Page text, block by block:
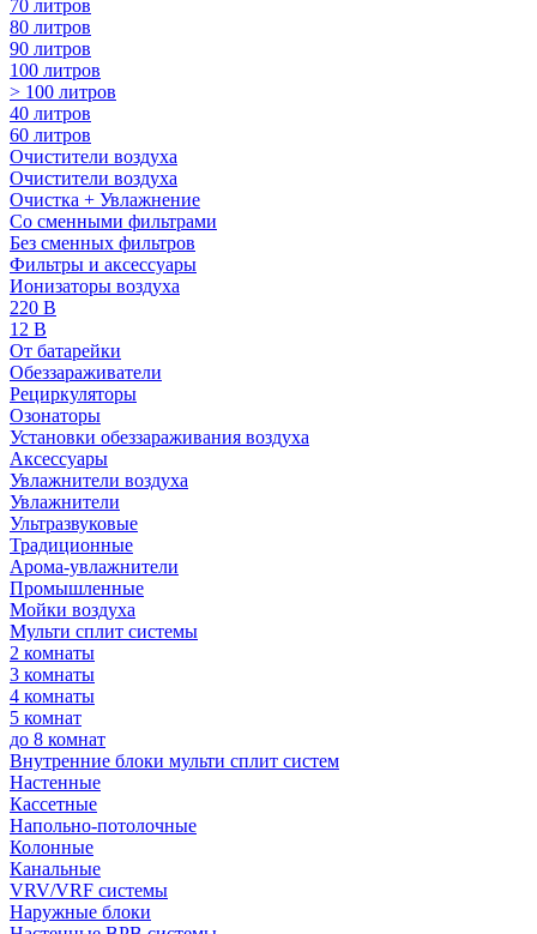
70 литров
80 литров
90 литров
100 литров
> 100 литров
40 литров
60 литров
Очистители воздуха
Очистители воздуха
Очистка + Увлажнение
Cо сменными фильтрами
Без сменных фильтров
Фильтры и аксессуары
Ионизаторы воздуха
220 В
12 В
От батарейки
Обеззараживатели
Рециркуляторы
Озонаторы
Установки обеззараживания воздуха
Аксессуары
Увлажнители воздуха
Увлажнители
Ультразвуковые
Традиционные
Арома-увлажнители
Промышленные
Мойки воздуха
Мульти сплит системы
2 комнаты
3 комнаты
4 комнаты
5 комнат
до 8 комнат
Внутренние блоки мульти сплит систем
Настенные
Кассетные
Напольно-потолочные
Колонные
Канальные
VRV/VRF системы
Наружные блоки